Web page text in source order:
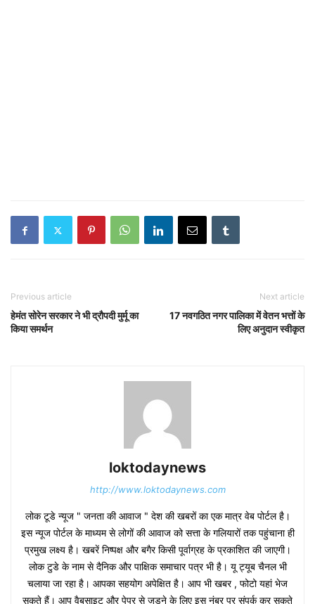
Previous article
हेमंत सोरेन सरकार ने भी द्रौपदी मुर्मू का
किया समर्थन
Next article
17 नवगठित नगर पालिका में वेतन भत्तों के
लिए अनुदान स्वीकृत
loktodaynews
http://www.loktodaynews.com
लोक टूडे न्यूज " जनता की आवाज " देश की खबरों का एक मात्र वेब पोर्टल है।
इस न्यूज पोर्टल के माध्यम से लोगों की आवाज को सत्ता के गलियारों तक पहुंचाना ही
प्रमुख लक्ष्य है। खबरें निष्पक्ष और बगैर किसी पूर्वाग्रह के प्रकाशित की जाएगी।
लोक टुडे के नाम से दैनिक और पाक्षिक समाचार पत्र भी है। यू ट्यूब चैनल भी
चलाया जा रहा है। आपका सहयोग अपेक्षित है। आप भी खबर , फोटो यहां भेज
सकते हैं। आप वैबसाइट और पेपर से जुड़ने के लिए इस नंबर पर संपर्क कर सकते